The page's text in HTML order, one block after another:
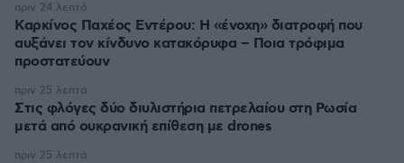
Καρκίνος Παχέος Εντέρου: Η «ένοχη» διατροφή που
αυξάνει τον κίνδυνο κατακόρυφα – Ποια τρόφιμα
προστατεύουν
πριν 24 λεπτά
Στις φλόγες δύο διυλιστήρια πετρελαίου στη Ρωσία
μετά από ουκρανική επίθεση με drones
πριν 25 λεπτά
πριν 25 λεπτά